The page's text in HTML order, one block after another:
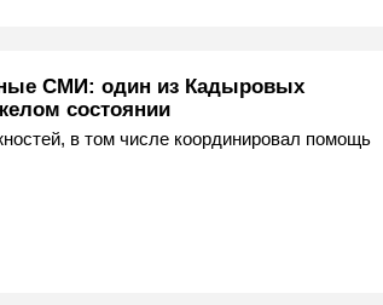
СМИ: один из Кадыровых
состоянии
в том числе координировал помощь